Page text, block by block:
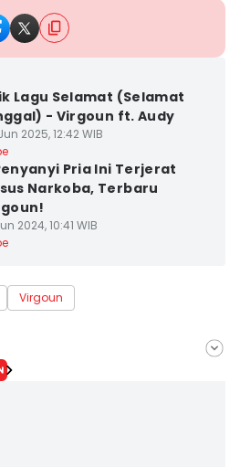
Lagu Selamat (Selamat
- Virgoun ft. Audy
2025, 12:42 WIB
Pria Ini Terjerat
Narkoba, Terbaru
2024, 10:41 WIB
Virgoun